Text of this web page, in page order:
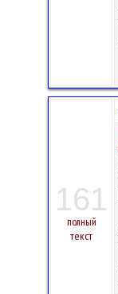
161
полный
текст